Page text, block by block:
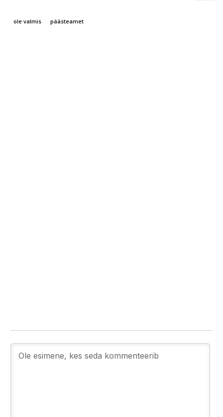
ole valmis päästeamet